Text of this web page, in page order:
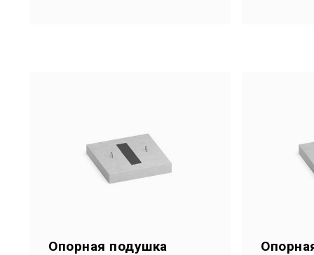
Опорная подушка